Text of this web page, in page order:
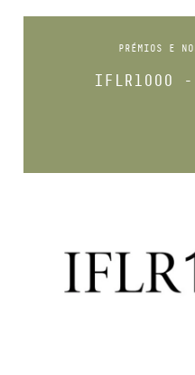
PRÉMIOS E
IFLR1000 -